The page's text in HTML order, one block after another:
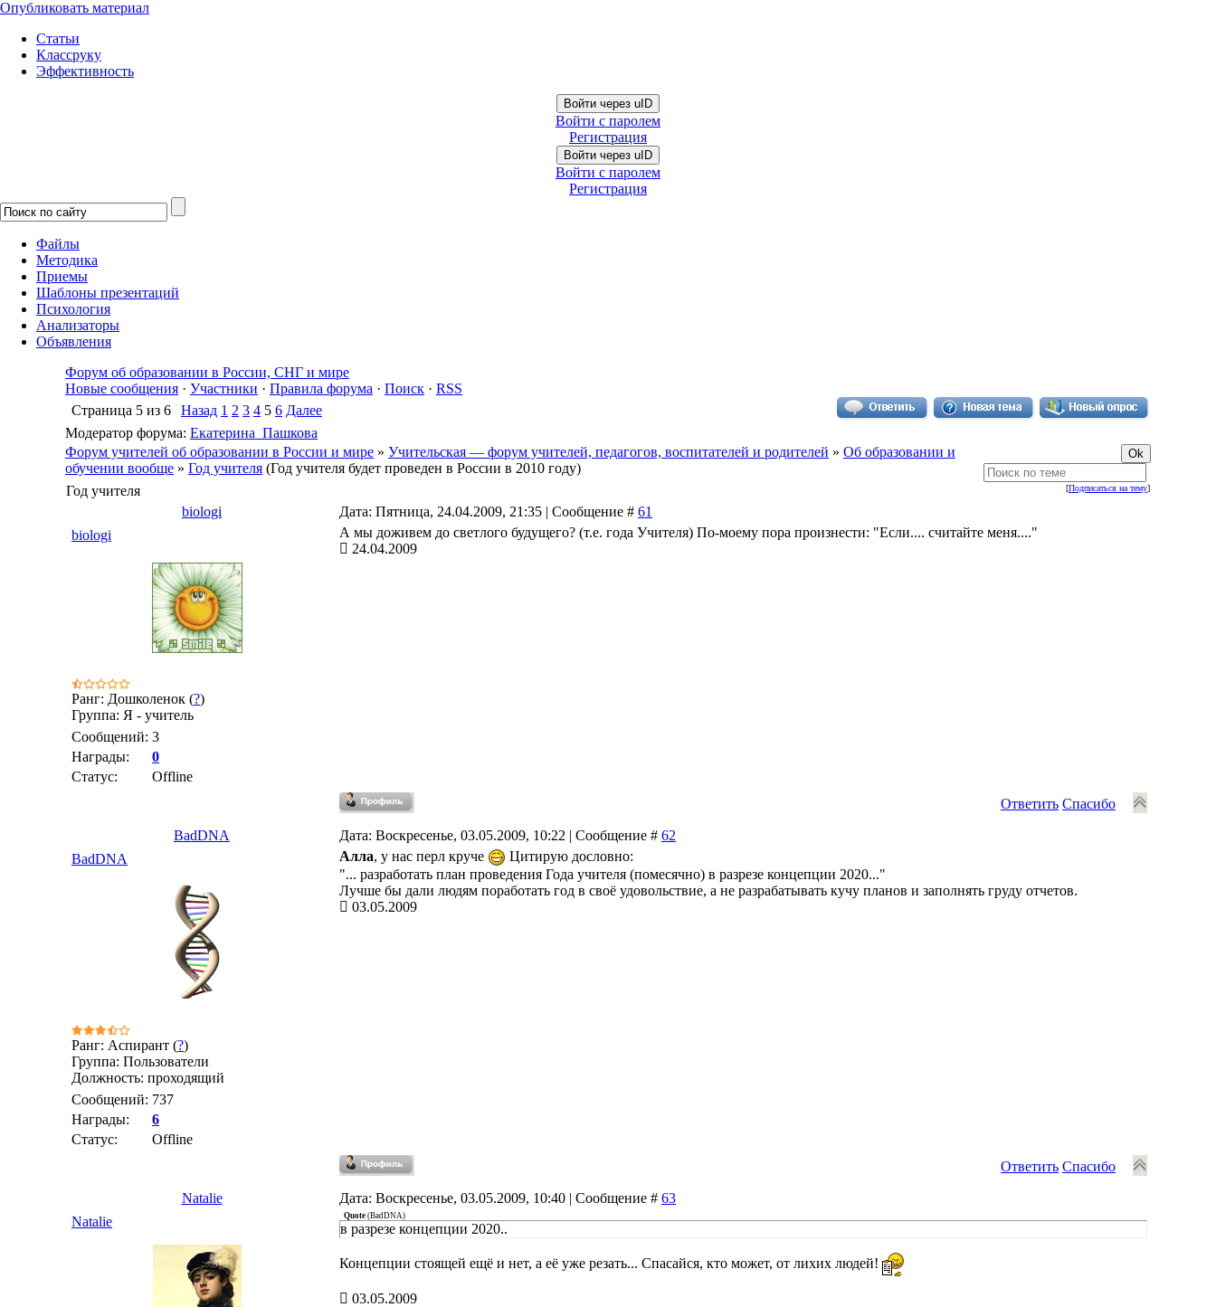
Опубликовать материал
Статьи
Классруку
Эффективность
Войти через uID
Войти с паролем
Регистрация
Войти через uID
Войти с паролем
Регистрация
Файлы
Методика
Приемы
Шаблоны презентаций
Психология
Анализаторы
Объявления
Форум об образовании в России, СНГ и мире
Новые сообщения · Участники · Правила форума · Поиск · RSS
Страница 5 из 6 Назад 1 2 3 4 5 6 Далее
Модератор форума: Екатерина_Пашкова
Форум учителей об образовании в России и мире » Учительская — форум учителей, педагогов, воспитателей и родителей » Об образовании и
обучении вообще » Год учителя (Год учителя будет проведен в России в 2010 году)
[Подписаться на тему]
Год учителя
biologi
Дата: Пятница, 24.04.2009, 21:35 | Сообщение # 61
biologi
Ранг: Дошколенок (?)
Группа: Я - учитель
Сообщений: 3
Награды:
0
Статус:
Offline
А мы доживем до светлого будущего? (т.е. года Учителя) По-моему пора произнести: "Если.... считайте меня...."
24.04.2009
Ответить Спасибо
BadDNA Дата: Воскресенье, 03.05.2009, 10:22 | Сообщение # 62
BadDNA
Ранг: Аспирант (?)
Группа: Пользователи
Должность: проходящий
Сообщений: 737
Награды:
6
Статус:
Offline
Алла, у нас перл круче
Цитирую дословно:
"... разработать план проведения Года учителя (помесячно) в разрезе концепции 2020..."
Лучше бы дали людям поработать год в своё удовольствие, а не разрабатывать кучу планов и заполнять груду отчетов.
03.05.2009
Ответить Спасибо
Natalie Дата: Воскресенье, 03.05.2009, 10:40 | Сообщение # 63
Natalie
Quote (BadDNA)
в разрезе концепции 2020..
Концепции стоящей ещё и нет, а её уже резать... Спасайся, кто может, от лихих людей!
03.05.2009